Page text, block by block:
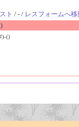
ト / - / レスフォームへ移
()